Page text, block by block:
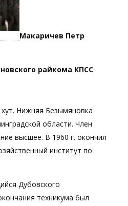
Макаричев Петр
райкома КПСС
Нижняя Безымяновка
области. Член
высшее. В 1960 г. окончил
институт по
Дубовского
техникума был